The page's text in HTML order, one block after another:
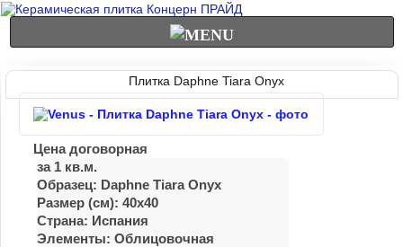
Плитка Daphne Tiara Onyx
Цена договорная
за 1 кв.м.
Образец: Daphne Tiara Onyx
Размер (см): 40x40
Страна: Испания
Элементы: Облицовочная